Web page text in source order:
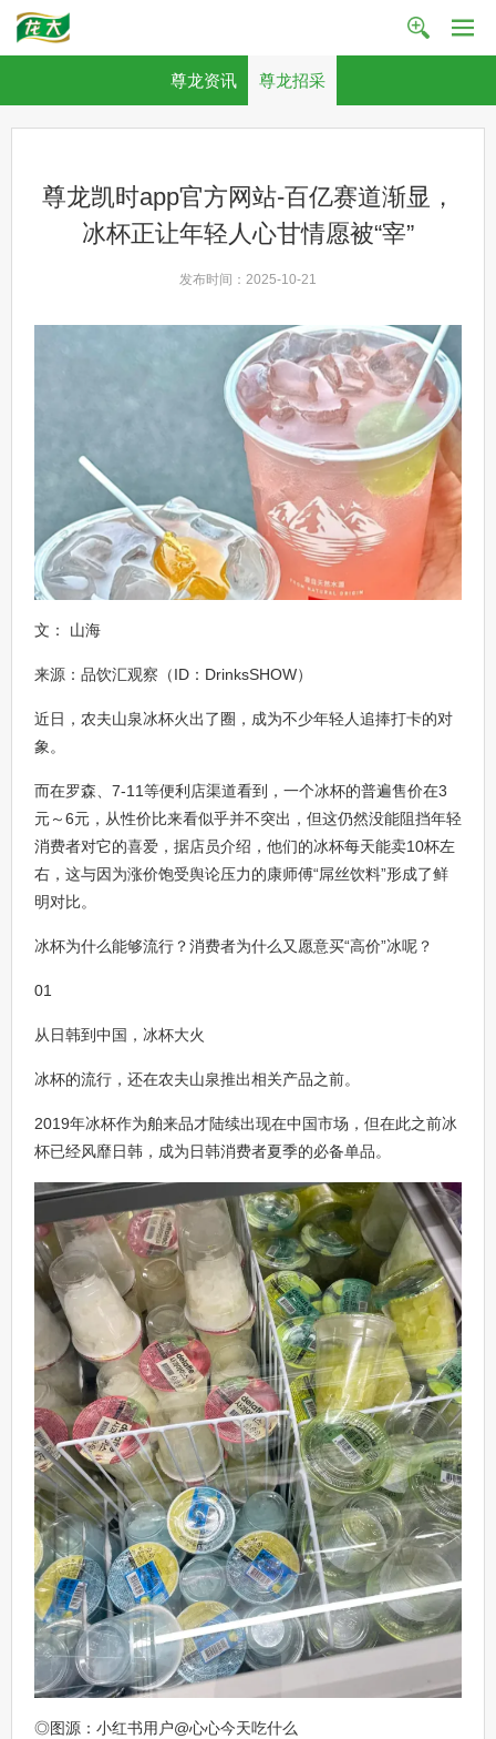
尊龙资讯 尊龙招采
尊龙凯时app官方网站-百亿赛道渐显，
冰杯正让年轻人心甘情愿被“宰”
发布时间：2025-10-21
文： 山海
来源：品饮汇观察（ID：DrinksSHOW）
近日，农夫山泉冰杯火出了圈，成为不少年轻人追捧打卡的对
象。
而在罗森、7-11等便利店渠道看到，一个冰杯的普遍售价在3
元～6元，从性价比来看似乎并不突出，但这仍然没能阻挡年轻
消费者对它的喜爱，据店员介绍，他们的冰杯每天能卖10杯左
右，这与因为涨价饱受舆论压力的康师傅“屌丝饮料”形成了鲜
明对比。
冰杯为什么能够流行？消费者为什么又愿意买“高价”冰呢？
01
从日韩到中国，冰杯大火
冰杯的流行，还在农夫山泉推出相关产品之前。
2019年冰杯作为舶来品才陆续出现在中国市场，但在此之前冰
杯已经风靡日韩，成为日韩消费者夏季的必备单品。
◎图源：小红书用户@心心今天吃什么